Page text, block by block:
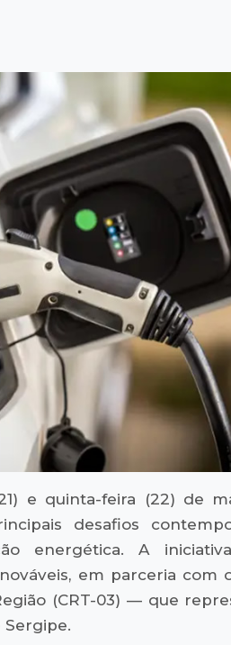
e quinta-feira (22) de
desafios
energética. A
em parceria com
(CRT-03) — que
Sergipe.